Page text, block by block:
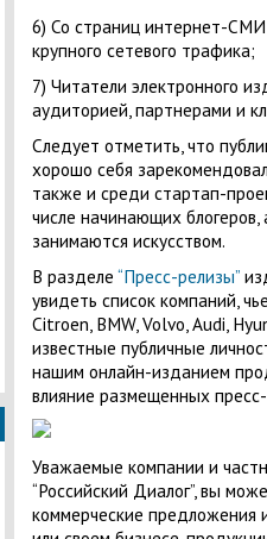
6) Со страниц интернет-
крупного сетевого трафика;
7) Читатели электронного
аудиторией, партнерами и
Следует отметить, что
хорошо себя
также и среди стартап-
числе начинающих
занимаются искусством.
В разделе “Пресс-релизы”
увидеть список компаний,
Citroen, BMW, Volvo, Audi,
известные публичные
нашим онлайн-изданием
влияние размещенных
Уважаемые компании и
“Российский Диалог”, вы
коммерческие